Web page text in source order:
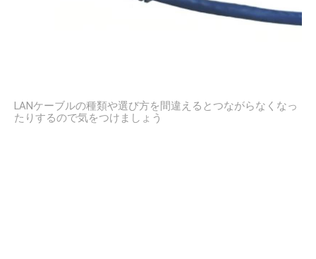
LANケーブルの種類や選び方を間違えるとつながらなくなっ
たりするので気をつけましょう